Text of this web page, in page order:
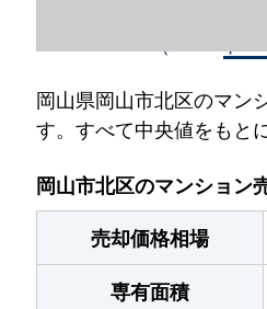
岡山県岡山市北区のマン
す。すべて中央値をもと
岡山市北区のマンション
売却価格相場
専有面積